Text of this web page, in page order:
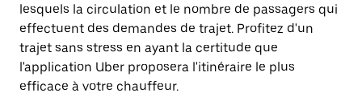
lesquels la circulation et le nombre de passagers qui
effectuent des demandes de trajet. Profitez d'un
trajet sans stress en ayant la certitude que
l'application Uber proposera l'itinéraire le plus
efficace à votre chauffeur.